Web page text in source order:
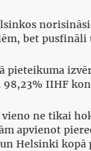
bet pusfināli
pieteikuma
IIHF
ne tikai
apvienot
Helsinki kopā